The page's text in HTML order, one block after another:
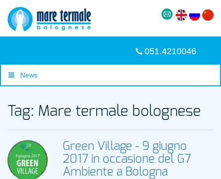
051.4210046
News
Tag: Mare termale bolognese
Green Village - 9 giugno
2017 in occasione del G7
Ambiente a Bologna